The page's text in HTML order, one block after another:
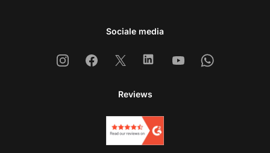
Sociale media
InstagramFacebook
X LinkedinYoutubeWhatsapp
Reviews